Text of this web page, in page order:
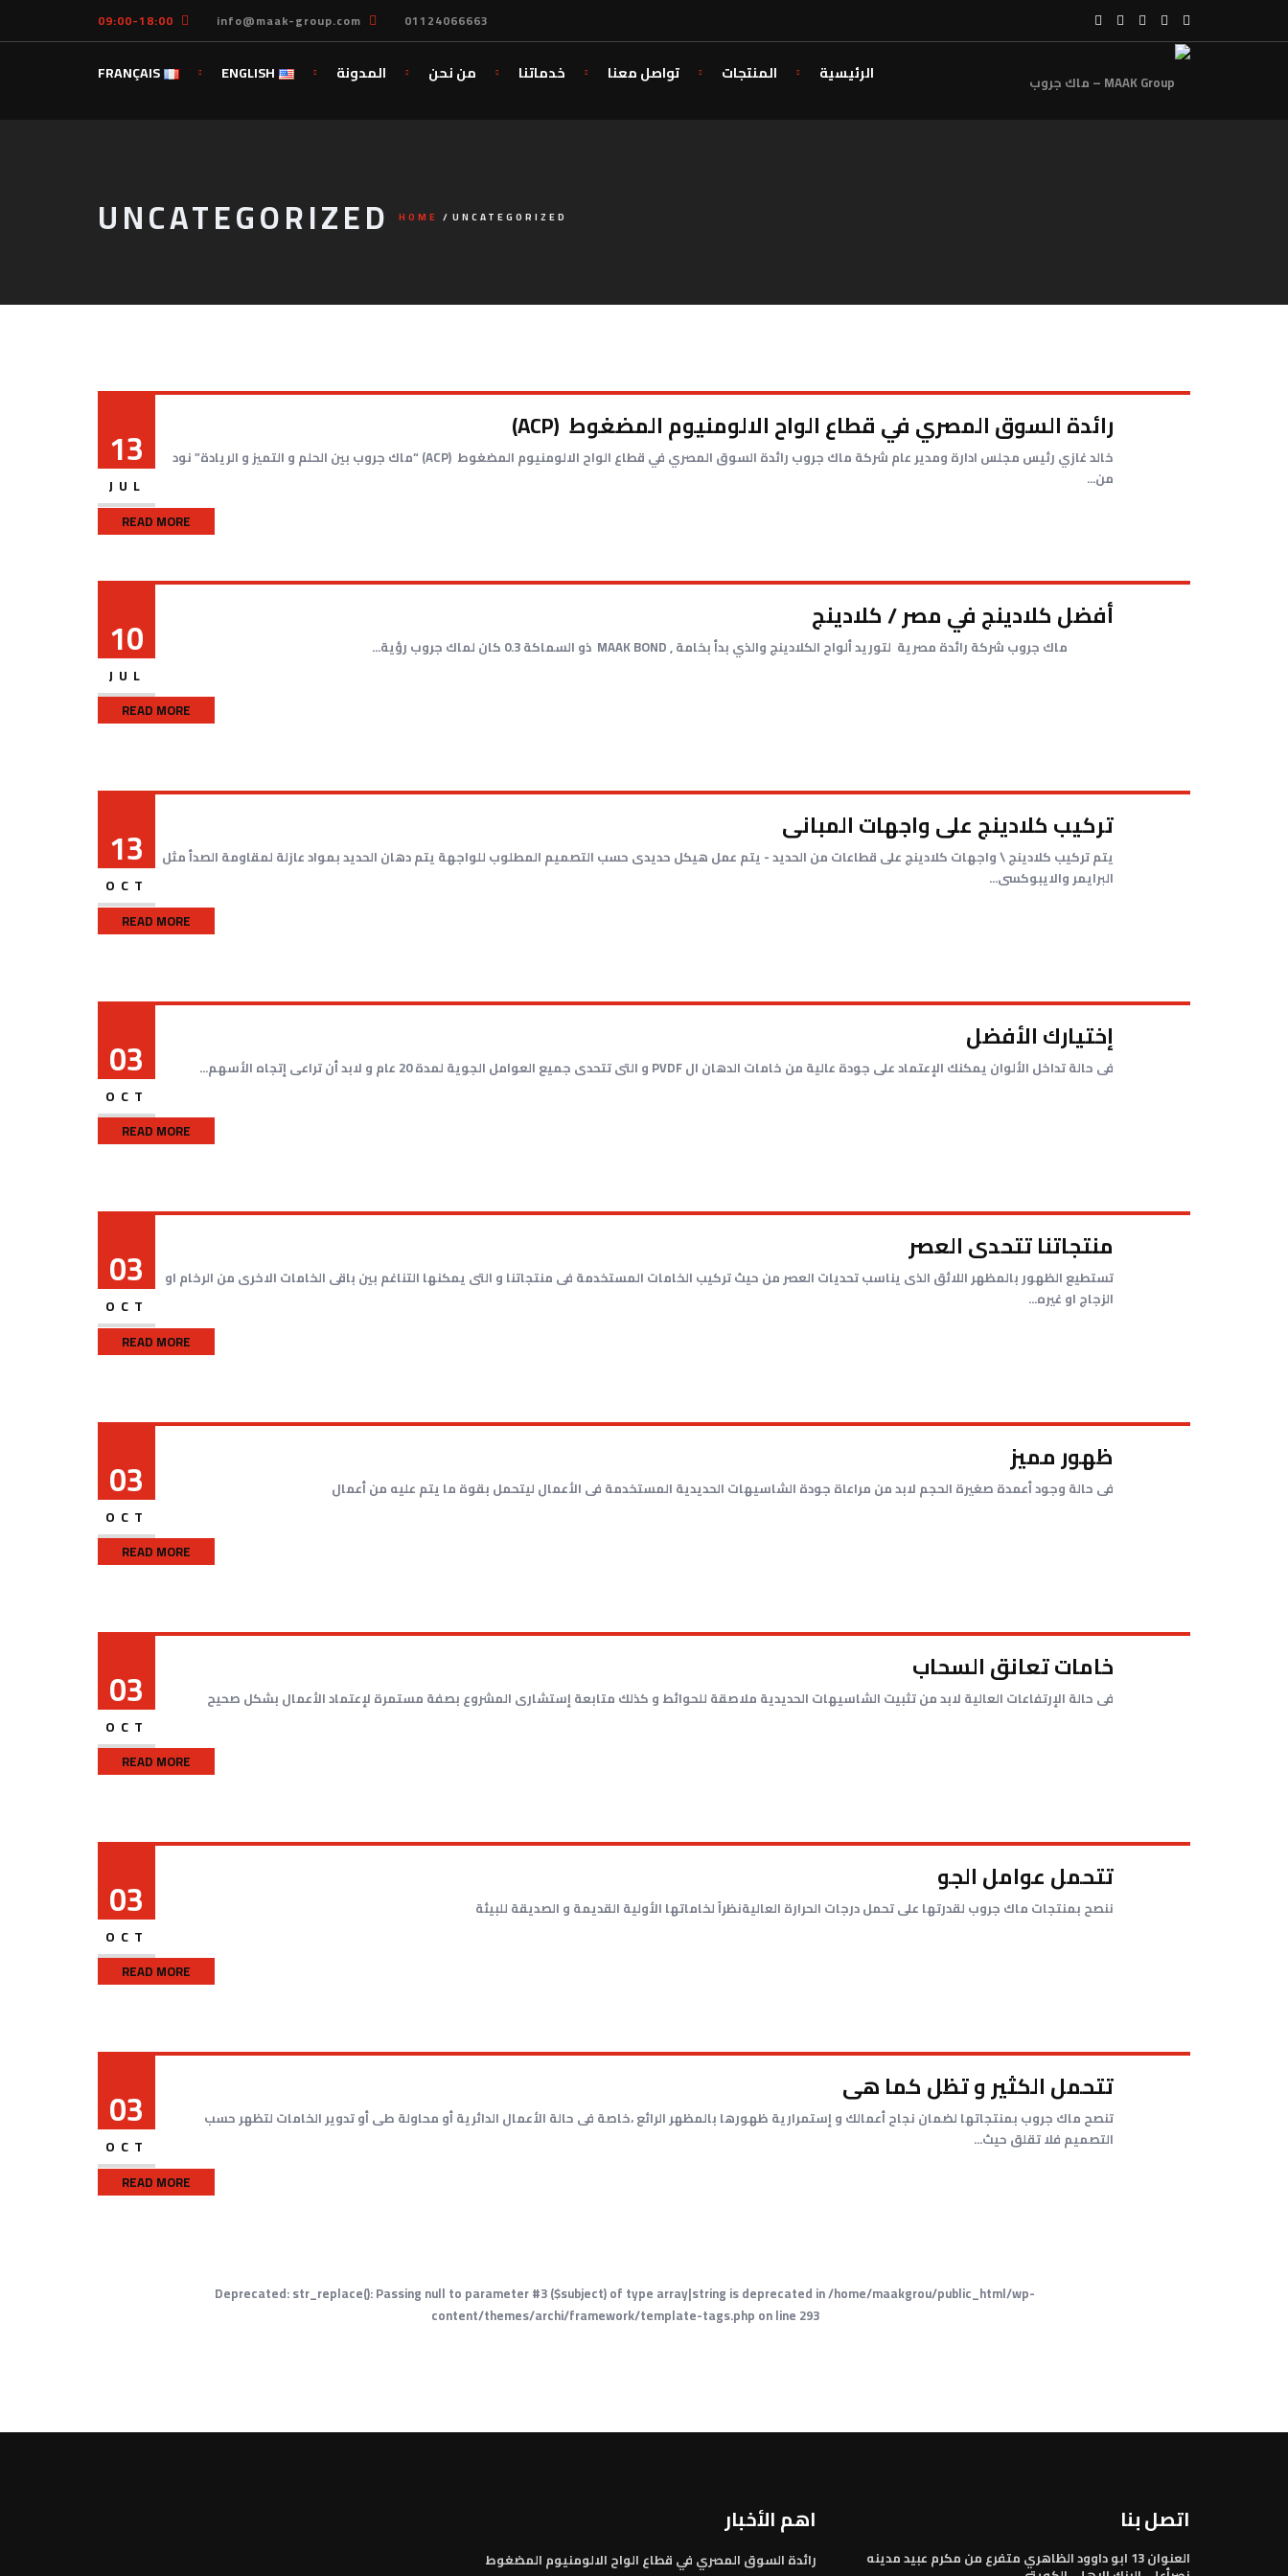
01124066663
info@maak-group.com
09:00-18:00
الرئيسية المنتجات تواصل معنا خدماتنا من نحن المدونة ENGLISH
FRANÇAIS
UNCATEGORIZED HOME UNCATEGORIZED
13
JUL
رائدة السوق المصري في قطاع الواح الالومنيوم المضغوط (ACP)
خالد غازي رئيس مجلس ادارة ومدير عام شركة ماك جروب رائدة السوق المصري في قطاع الواح الالومنيوم المضغوط (ACP) “ماك جروب بين الحلم و التميز و الريادة” نود
من...
READ MORE
10
JUL
أفضل كلادينج في مصر / كلادينج
ماك جروب شركة رائدة مصرية لتوريد ألواح الكلادينج والذي بدأ بخامة , MAAK BOND ذو السماكة 0.3 كان لماك جروب رؤية...
READ MORE
13
OCT
تركيب كلادينج على واجهات المبانى
يتم تركيب كلادينج \ واجهات كلادينج على قطاعات من الحديد - يتم عمل هيكل حديدى حسب التصميم المطلوب للواجهة يتم دهان الحديد بمواد عازلة لمقاومة الصدأ مثل
البرايمر والايبوكسى...
READ MORE
03
OCT
إختيارك الأفضل
فى حالة تداخل الألوان يمكنك الإعتماد على جودة عالية من خامات الدهان ال PVDF و التى تتحدى جميع العوامل الجوية لمدة 20 عام و لابد أن تراعى إتجاه الأسهم...
READ MORE
03
OCT
منتجاتنا تتحدى العصر
تستطيع الظهور بالمظهر اللائق الذى يناسب تحديات العصر من حيث تركيب الخامات المستخدمة فى منتجاتنا و التى يمكنها التناغم بين باقى الخامات الاخرى من الرخام او
الزجاج او غيره...
READ MORE
03
OCT
ظهور مميز
فى حالة وجود أعمدة صغيرة الحجم لابد من مراعاة جودة الشاسيهات الحديدية المستخدمة فى الأعمال ليتحمل بقوة ما يتم عليه من أعمال
READ MORE
03
OCT
خامات تعانق السحاب
فى حالة الإرتفاعات العالية لابد من تثبيت الشاسيهات الحديدية ملاصقة للحوائط و كذلك متابعة إستشارى المشروع بصفة مستمرة لإعتماد الأعمال بشكل صحيح
READ MORE
03
OCT
تتحمل عوامل الجو
ننصح بمنتجات ماك جروب لقدرتها على تحمل درجات الحرارة العاليةنظراً لخاماتها الأولية القديمة و الصديقة للبيئة
READ MORE
03
OCT
تتحمل الكثير و تظل كما هى
تنصح ماك جروب بمنتجاتها لضمان نجاح أعمالك و إستمرارية ظهورها بالمظهر الرائع ،خاصة فى حالة الأعمال الدائرية أو محاولة طى أو تدوير الخامات لتظهر حسب
التصميم فلا تقلق حيث...
READ MORE
Deprecated: str_replace(): Passing null to parameter #3 ($subject) of type array|string is deprecated in/home/maakgrou/public_html/wp-
content/themes/archi/framework/template-tags.php on line 293
اهم الأخبار
رائدة السوق المصري في قطاع الواح الالومنيوم المضغوط
اتصل بنا
العنوان 13 ابو داوود الظاهري متفرع من مكرم عبيد مدينه